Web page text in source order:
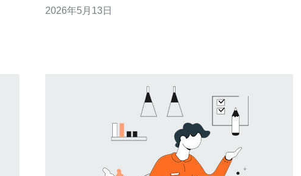
级。 把这些指标写成表格，后续比价按同一标准比较。 2.
2026年5月13日